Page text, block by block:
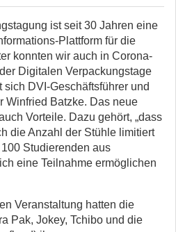
ist seit 30 Jahren eine
Plattform für die
konnten wir auch in Corona-
Digitalen Verpackungstage
sich DVI-Geschäftsführer und
Winfried Batzke. Das neue
Vorteile. Dazu gehört, „dass
die Anzahl der Stühle limitiert
Studierenden aus
eine Teilnahme ermöglichen
Veranstaltung hatten die
Pak, Jokey, Tchibo und die